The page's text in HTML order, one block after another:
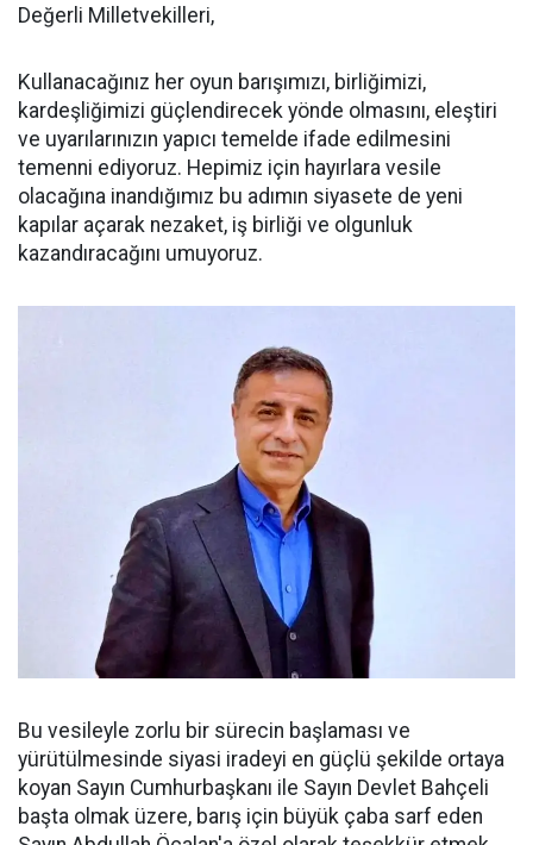
Değerli Milletvekilleri,
Kullanacağınız her oyun barışımızı, birliğimizi,
kardeşliğimizi güçlendirecek yönde olmasını, eleştiri
ve uyarılarınızın yapıcı temelde ifade edilmesini
temenni ediyoruz. Hepimiz için hayırlara vesile
olacağına inandığımız bu adımın siyasete de yeni
kapılar açarak nezaket, iş birliği ve olgunluk
kazandıracağını umuyoruz.
Bu vesileyle zorlu bir sürecin başlaması ve
yürütülmesinde siyasi iradeyi en güçlü şekilde ortaya
koyan Sayın Cumhurbaşkanı ile Sayın Devlet Bahçeli
başta olmak üzere, barış için büyük çaba sarf eden